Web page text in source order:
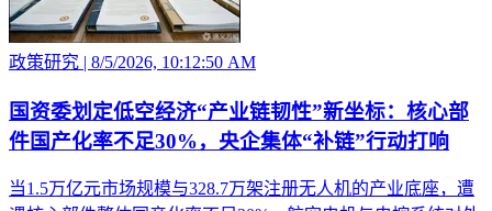
政策研究 | 8/5/2026, 10:12:50 AM
国资委划定低空经济“产业链韧性”新坐标：核心部
件国产化率不足30%，央企集体“补链”行动打响
当1.5万亿元市场规模与328.7万架注册无人机的产业底座，遭